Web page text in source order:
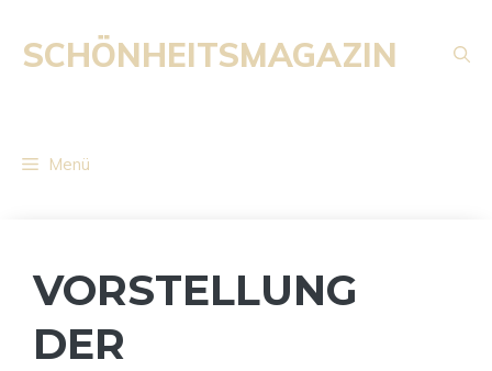
Inhalt
springen
SCHÖNHEITSMAGAZIN
Menü
VORSTELLUNG
DER